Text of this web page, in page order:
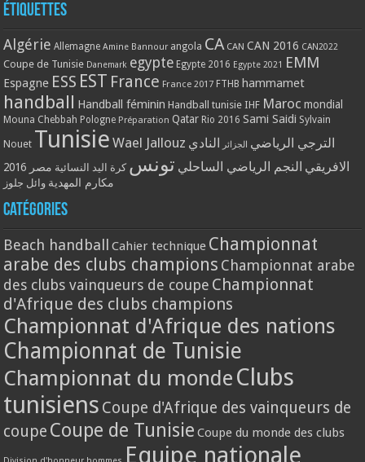
Étiquettes
Algérie Allemagne Amine Bannour angola CA CAN CAN 2016 CAN2022
Coupe de Tunisie Danemark egypte Egypte 2016 Egypte 2021 EMM
Espagne ESS EST France France 2017 FTHB hammamet
handball Handball féminin Handball tunisie IHF Maroc mondial
Mouna Chebbah Pologne Préparation Qatar Rio 2016 Sami Saidi Sylvain
Nouet Tunisie Wael Jallouz الترجي الرياضي الجزائر النادي
الافريقي النجم الرياضي الساحلي تونس كرة اليد النسائية مصر 2016
مكارم المهدية وائل جلوز
Catégories
Beach handball Cahier technique Championnat
arabe des clubs champions Championnat arabe
des clubs vainqueurs de coupe Championnat
d'Afrique des clubs champions
Championnat d'Afrique des nations
Championnat de Tunisie
Championnat du monde Clubs
tunisiens Coupe d'Afrique des vainqueurs de
coupe Coupe de Tunisie Coupe du monde des clubs
Equipe nationale